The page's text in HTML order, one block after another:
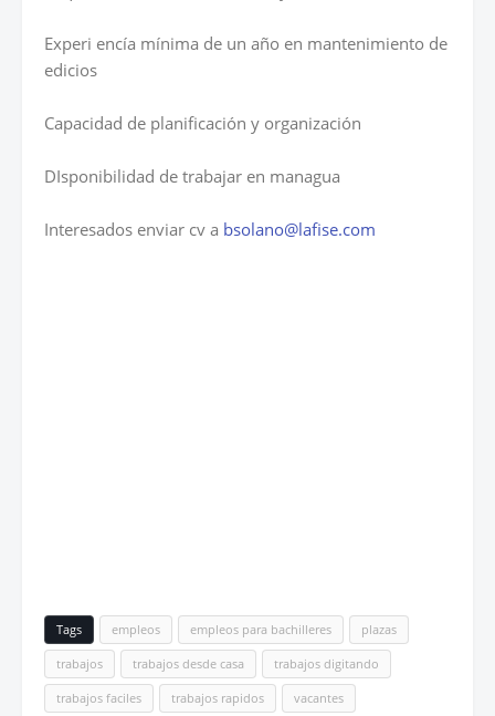
Experi encía mínima de un año en mantenimiento de
edicios
Capacidad de planificación y organización
DIsponibilidad de trabajar en managua
Interesados enviar cv a bsolano@lafise.com
Tags empleos empleos para bachilleres plazas
trabajos trabajos desde casa trabajos digitando
trabajos faciles trabajos rapidos vacantes